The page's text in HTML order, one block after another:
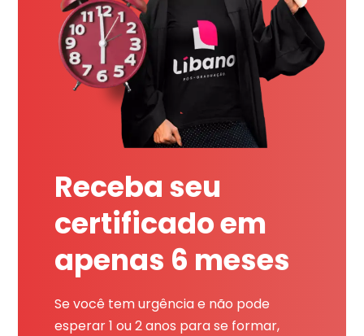
Receba seu
certificado em
apenas 6 meses
Se você tem urgência e não pode
esperar 1 ou 2 anos para se formar,